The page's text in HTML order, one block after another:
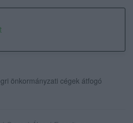
önkormányzati cégek átfogó